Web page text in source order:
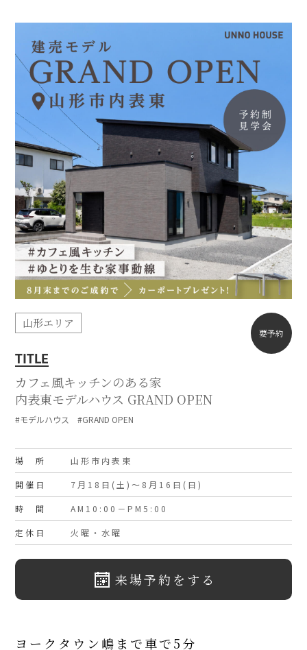
要予約
山形エリア
TITLE
カフェ風キッチンのある家
内表東モデルハウス GRAND OPEN
#モデルハウス #GRAND OPEN
場 所 山形市内表東
開催日 7月18日(土)～8月16日(日)
時 間 AM10:00－PM5:00
定休日 火曜・水曜
来場予約をする
ヨークタウン嶋まで車で5分